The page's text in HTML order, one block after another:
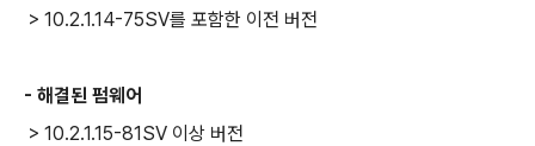
> 10.2.1.14-75SV를 포함한 이전 버전
- 해결된 펌웨어
> 10.2.1.15-81SV 이상 버전